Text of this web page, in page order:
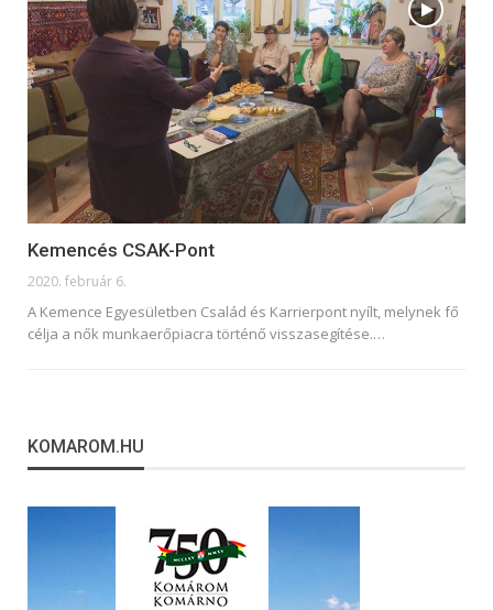
Kemencés CSAK-Pont
2020. február 6.
A Kemence Egyesületben Család és Karrierpont nyílt, melynek fő
célja a nők munkaerőpiacra történő visszasegítése.…
KOMAROM.HU